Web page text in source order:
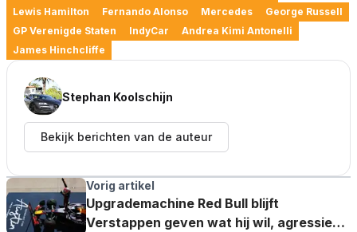
Lewis Hamilton
Fernando Alonso Mercedes
George Russell
GP Verenigde Staten
IndyCar
Andrea Kimi Antonelli
James Hinchcliffe
Stephan Koolschijn
Bekijk berichten van de auteur
Vorig artikel
Upgrademachine Red Bull blijft
Verstappen geven wat hij wil, agressieve